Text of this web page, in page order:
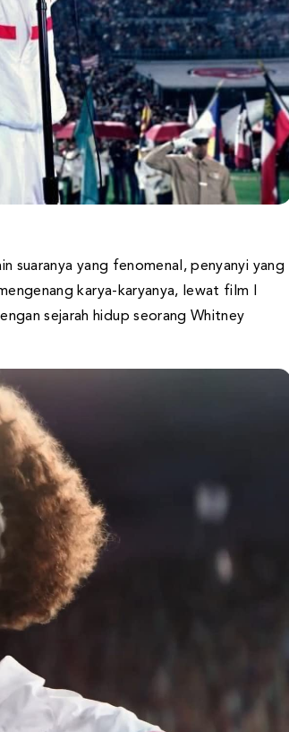
suaranya yang fenomenal, penyanyi yang
karya-karyanya, lewat film I
sejarah hidup seorang Whitney